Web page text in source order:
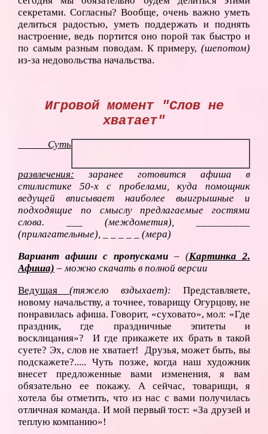
секретами. Согласны? Вообще, очень важно уметь
делиться радостью, уметь поддержать и поднять
настроение, ведь портится оно порой так быстро и
по самым разным поводам. К примеру, (шепотом)
из-за недовольства начальства.
Игровой момент "Слов не
хватает"
Суть
развлечения: заранее готовится афиша в
стилистике 50-х с пробелами, куда помощник
ведущей вписывает наиболее выигрышные и
подходящие по смыслу предлагаемые гостями
слова. ___ (междометия), __________
(прилагательные), _ _ _ _ _ (мера)
Вариант афиши с пропусками – (Картинка 2.
Афиша) – можно скачать в полной версии
Ведущая (тяжело вздыхает): Представляете,
новому начальству, а точнее, товарищу Огурцову, не
понравилась афиша. Говорит, «суховато», мол: «Где
праздник, где праздничные эпитеты и
восклицания»? И где прикажете их брать в такой
суете? Эх, слов не хватает! Друзья, может быть, вы
подскажете?..... Чуть позже, когда наш художник
внесет предложенные вами изменения, я вам
обязательно ее покажу. А сейчас, товарищи, я
хотела бы отметить, что из нас с вами получилась
отличная команда. И мой первый тост: «За друзей и
теплую компанию»!